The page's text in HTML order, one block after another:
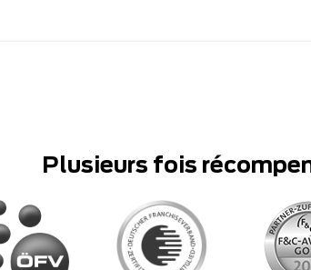
Plusieurs fois